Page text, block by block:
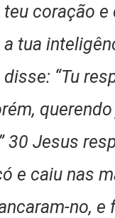
coração
tua
“Tu
30 Jesus
e caiu nas
no,